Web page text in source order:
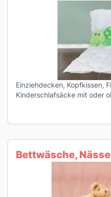
Einziehdecken, Kopfkissen,
Kinderschlafsäcke mit oder
Bettwäsche,